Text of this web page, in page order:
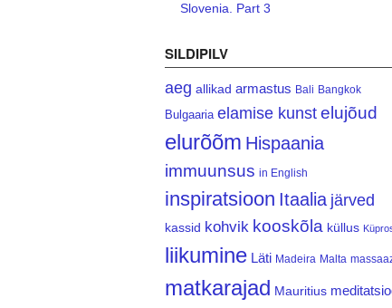
Slovenia. Part 3
SILDIPILV
aeg allikad armastus Bali Bangkok
Bulgaaria elamise kunst elujõud
elurõõm Hispaania
immuunsus in English
inspiratsioon Itaalia järved
kassid kohvik kooskõla küllus
liikumine Läti Madeira Malta
matkarajad Mauritius